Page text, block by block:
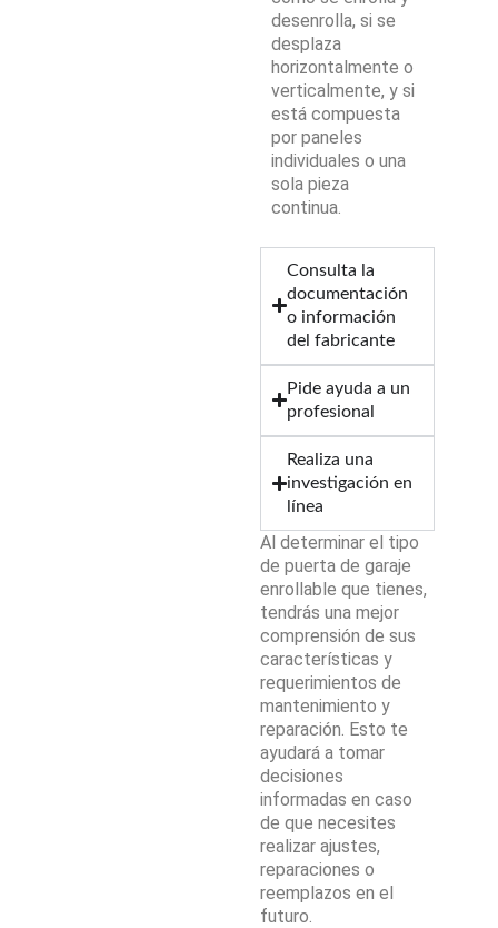
desenrolla, si se
desplaza
horizontalmente o
verticalmente, y si
está compuesta
por paneles
individuales o una
sola pieza
continua.
Consulta la
documentación
o información
del fabricante
Pide ayuda a un
profesional
Realiza una
investigación en
línea
Al determinar el tipo
de puerta de garaje
enrollable que tienes,
tendrás una mejor
comprensión de sus
características y
requerimientos de
mantenimiento y
reparación. Esto te
ayudará a tomar
decisiones
informadas en caso
de que necesites
realizar ajustes,
reparaciones o
reemplazos en el
futuro.